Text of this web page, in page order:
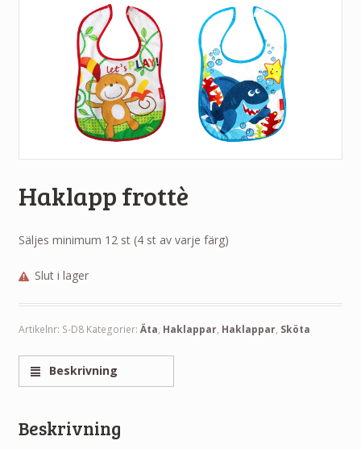
Haklapp frottè
Säljes minimum 12 st (4 st av varje färg)
Slut i lager
Artikelnr: S-D8 Kategorier: Äta, Haklappar, Haklappar, Sköta
Beskrivning
Beskrivning